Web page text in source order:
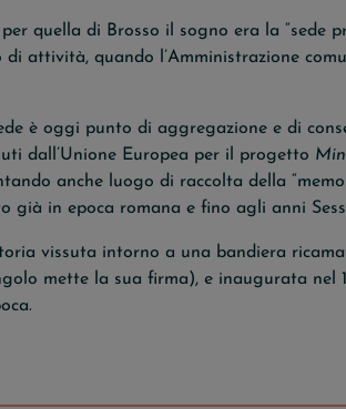
quella di Brosso il sogno era la “sede
attività, quando l’Amministrazione
è oggi punto di aggregazione e di
dall’Unione Europea per il progetto
anche luogo di raccolta della
già in epoca romana e fino agli anni
vissuta intorno a una bandiera
mette la sua firma), e inaugurata nel